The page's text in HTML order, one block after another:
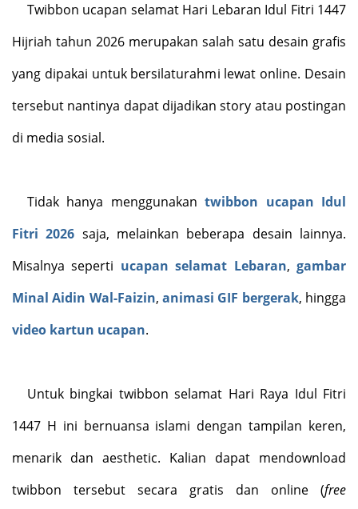
Twibbon ucapan selamat Hari Lebaran Idul Fitri 1447
Hijriah tahun 2026 merupakan salah satu desain grafis
yang dipakai untuk bersilaturahmi lewat online. Desain
tersebut nantinya dapat dijadikan story atau postingan
di media sosial.
Tidak hanya menggunakantwibbon ucapan Idul
Fitri 2026 saja, melainkan beberapa desain lainnya.
Misalnya seperti ucapan selamat Lebaran,gambar
Minal Aidin Wal-Faizin,animasi GIF bergerak, hingga
video kartun ucapan.
Untuk bingkai twibbon selamat Hari Raya Idul Fitri
1447 H ini bernuansa islami dengan tampilan keren,
menarik dan aesthetic. Kalian dapat mendownload
twibbon tersebut secara gratis dan online (free